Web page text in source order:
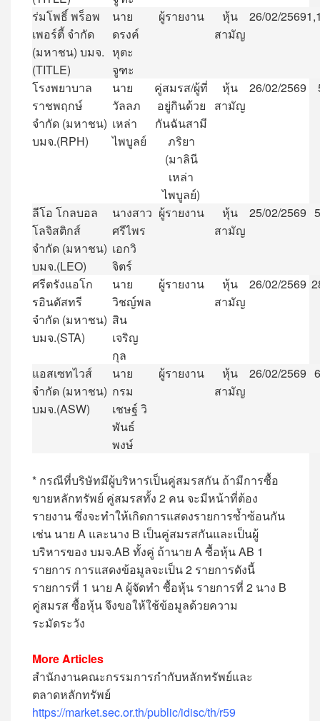
ร่มโพธิ์พร็อพ
เพอร์ตี้ จำกัด
(มหาชน) บมจ.
(TITLE)
นาย
ดรงค์
หุตะ
จูฑะ
ผู้รายงาน
หุ้น
สามัญ
26/02/2569
โรงพยาบาล
ราชพฤกษ์
จำกัด (มหาชน)
บมจ.(RPH)
นาย
วัลลภ
เหล่า
ไพบูลย์
คู่สมรส/ผู้ที่
อยู่กินด้วย
กันฉันสามี
ภริยา
(มาลินี
เหล่า
ไพบูลย์)
หุ้น
สามัญ
26/02/2569
ลีโอ โกลบอล
โลจิสติกส์
จำกัด (มหาชน)
บมจ.(LEO)
นางสาว
ศรีไพร
เอกวิ
จิตร์
ผู้รายงาน
หุ้น
สามัญ
25/02/2569
ศรีตรังแอโก
รอินดัสทรี
จำกัด (มหาชน)
บมจ.(STA)
นาย
วิชญ์พล
สิน
เจริญ
กุล
ผู้รายงาน
หุ้น
สามัญ
26/02/2569
แอสเซทไวส์
จำกัด (มหาชน)
บมจ.(ASW)
นาย
กรม
เชษฐ์ วิ
พันธ์
พงษ์
ผู้รายงาน
หุ้น
สามัญ
26/02/2569
* กรณีที่บริษัทมีผู้บริหารเป็นคู่สมรสกัน ถ้ามีการซื้อ
ขายหลักทรัพย์ คู่สมรสทั้ง 2 คน จะมีหน้าที่ต้อง
รายงาน ซึ่งจะทำให้เกิดการแสดงรายการซ้ำซ้อนกัน
เช่น นาย A และนาง B เป็นคู่สมรสกันและเป็นผู้
บริหารของ บมจ.AB ทั้งคู่ ถ้านาย A ซื้อหุ้น AB 1
รายการ การแสดงข้อมูลจะเป็น 2 รายการดังนี้
รายการที่ 1 นาย A ผู้จัดทำ ซื้อหุ้น รายการที่ 2 นาง B
คู่สมรส ซื้อหุ้น จึงขอให้ใช้ข้อมูลด้วยความ
ระมัดระวัง
More Articles
สำนักงานคณะกรรมการกำกับหลักทรัพย์และ
ตลาดหลักทรัพย์
https://market.sec.or.th/public/idisc/th/r59